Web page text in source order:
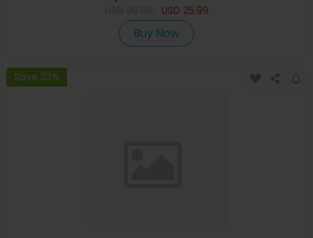
USD 25.99
Buy Now
Save 33%